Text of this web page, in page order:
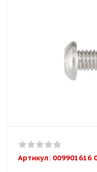
Артикул: 009901616